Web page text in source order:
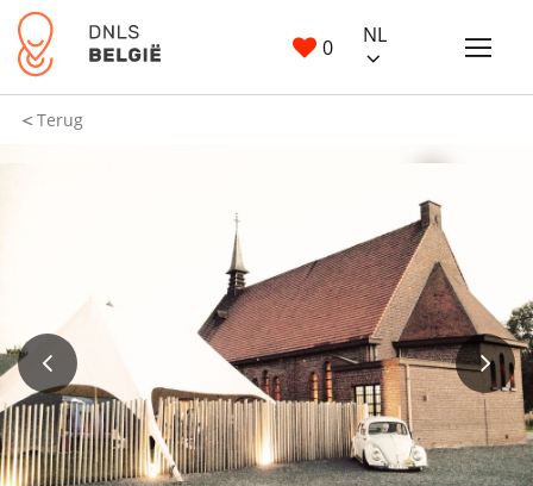
0 NL
Terug